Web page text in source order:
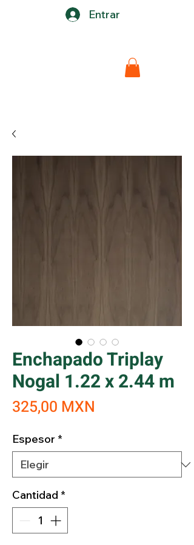
Entrar
Enchapado Triplay
Nogal 1.22 x 2.44 m
325,00 MXN
Espesor *
Cantidad *